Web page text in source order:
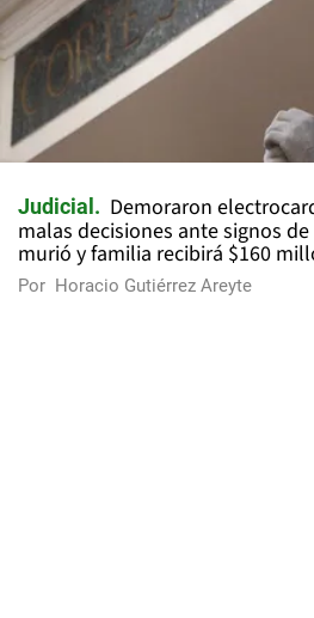
Judicial
Demoraron
malas decisiones ante signos
murió y familia recibirá $160
Por Horacio Gutiérrez Areyte